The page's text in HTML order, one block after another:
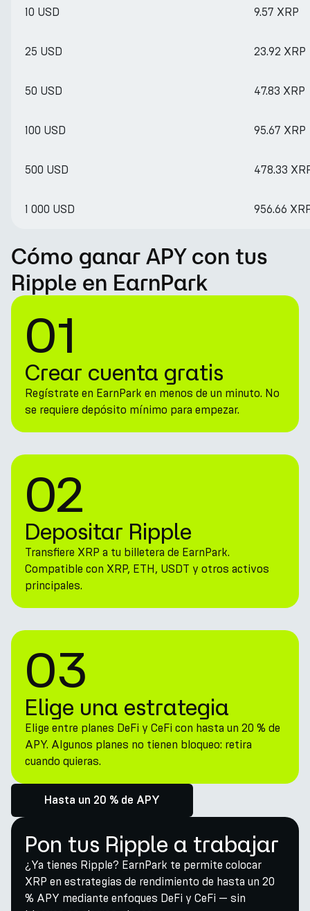
10 USD 9.57 XRP
25 USD 23.92 XRP
50 USD 47.83 XRP
100 USD 95.67 XRP
500 USD 478.33
1 000 USD 956.66
Cómo ganar APY con tus
Ripple en EarnPark
01
Crear cuenta gratis
Regístrate en EarnPark en menos de un minuto. No
se requiere depósito mínimo para empezar.
02
Depositar Ripple
Transfiere XRP a tu billetera de EarnPark.
Compatible con XRP, ETH, USDT y otros activos
principales.
03
Elige una estrategia
Elige entre planes DeFi y CeFi con hasta un 20 % de
APY. Algunos planes no tienen bloqueo: retira
cuando quieras.
Hasta un 20 % de APY
Pon tus Ripple a trabajar
¿Ya tienes Ripple? EarnPark te permite colocar
XRP en estrategias de rendimiento de hasta un 20
% APY mediante enfoques DeFi y CeFi — sin